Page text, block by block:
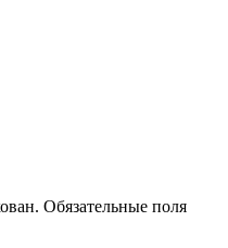
Обязательные поля